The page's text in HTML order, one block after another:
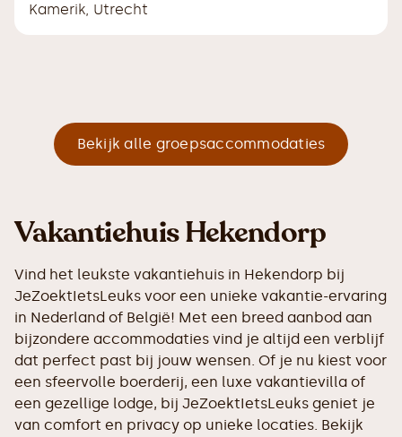
Kamerik, Utrecht
Bekijk alle groepsaccommodaties
Vakantiehuis Hekendorp
Vind het leukste vakantiehuis in Hekendorp bij
JeZoektIetsLeuks voor een unieke vakantie-ervaring
in Nederland of België! Met een breed aanbod aan
bijzondere accommodaties vind je altijd een verblijf
dat perfect past bij jouw wensen. Of je nu kiest voor
een sfeervolle boerderij, een luxe vakantievilla of
een gezellige lodge, bij JeZoektIetsLeuks geniet je
van comfort en privacy op unieke locaties. Bekijk